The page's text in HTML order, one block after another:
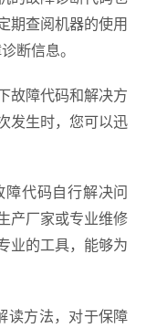
期查阅机器的使用
断信息。
故障代码和解决方
发生时，您可以迅
代码自行解决问
产厂家或专业维修
业的工具，能够为
读方法，对于保障